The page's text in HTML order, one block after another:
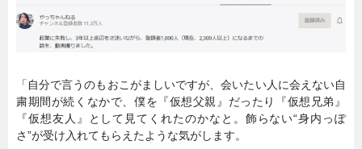
「自分で言うのもおこがましいですが、会いたい人に会えない自
粛期間が続くなかで、僕を『仮想父親』だったり『仮想兄弟』
『仮想友人』として見てくれたのかなと。飾らない“身内っぽ
さ”が受け入れてもらえたような気がします。